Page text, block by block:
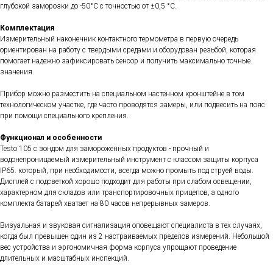
глубокой заморозки до -50°C с точностью от ±0,5 °C.
Комплектация
Измерительный наконечник контактного термометра в первую очередь
ориентирован на работу с твердыми средами и оборудован резьбой, которая
помогает надежно зафиксировать сенсор и получить максимально точные
значения.
Прибор можно разместить на специальном настенном кронштейне в том
технологическом участке, где часто проводятся замеры, или подвесить на пояс
при помощи специального крепления.
Функционал и особенности
Testo 105 с зондом для замороженных продуктов - прочный и
водонепроницаемый измерительный инструмент с классом защиты корпуса
IP65. который, при необходимости, всегда можно промыть под струей воды.
Дисплей с подсветкой хорошо подходит для работы при слабом освещении,
характерном для складов или транспортировочных прицепов, а одного
комплекта батарей хватает на 80 часов непрерывных замеров.
Визуальная и звуковая сигнализация оповещают специалиста в тех случаях,
когда был превышен один из 2 настраиваемых пределов измерений. Небольшой
вес устройства и эргономичная форма корпуса упрощают проведение
длительных и масштабных инспекций.